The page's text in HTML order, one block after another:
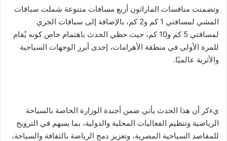
وتضمنت منافسات الماراثون أربع مسافات متنوعة شملت سباقات
المشي لمسافتي 1 كم و2 كم، بالإضافة إلى سباقات الجري
لمسافتي 5 كم و10 كم، حيث حظي الحدث باهتمام خاص كونه يُقام
للمرة الأولى في منطقة الأهرامات، إحدى أبرز الوجهات السياحية
والأثرية عالميًا.
يءكر أن هذا الحدث يأتي ضمن أجندة الوزارة الخاصة بالسياحة
الرياضية وتنظيم الفعاليات المحلية والدولية، بما يسهم في الترويج
للمقاصد السياحية المصرية، وتعزيز دمج الرياضة بالثقافة والسياحة،